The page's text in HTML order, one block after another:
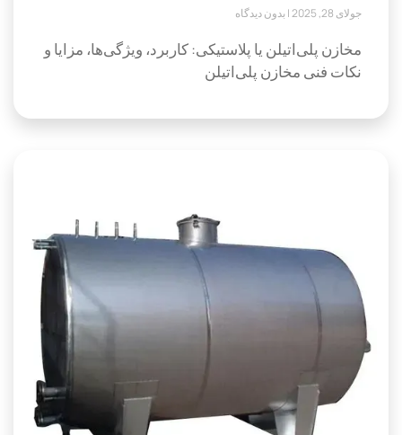
جولای 28, 2025 بدون دیدگاه
مخازن پلی‌اتیلن یا پلاستیکی: کاربرد، ویژگی‌ها، مزایا و
نکات فنی مخازن پلی‌اتیلن